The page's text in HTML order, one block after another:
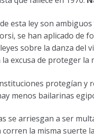
esta ley son
se han aplicado de
sobre la danza del
excusa de proteger la
protegían
menos bailarinas
se arriesgan a ser
corren la misma suerte